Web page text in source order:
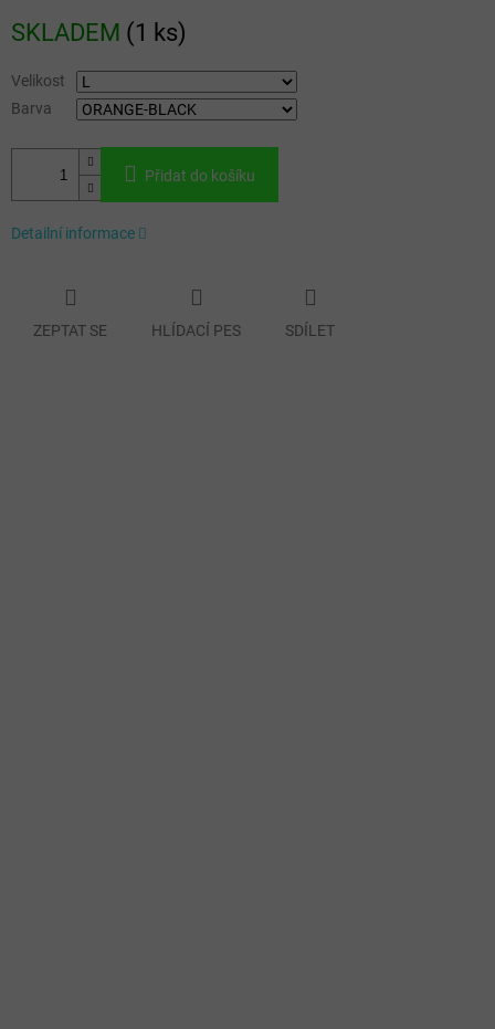
cena:
SKLADEM (1 ks)
Velikost
Barva
Přidat do košíku
Detailní informace
ZEPTAT SE HLÍDACÍ PES SDÍLET